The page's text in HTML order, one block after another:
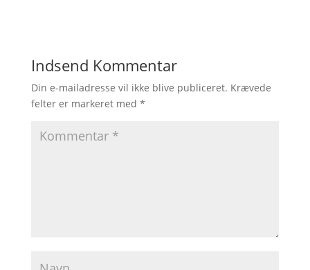
Indsend Kommentar
Din e-mailadresse vil ikke blive publiceret. Krævede
felter er markeret med *